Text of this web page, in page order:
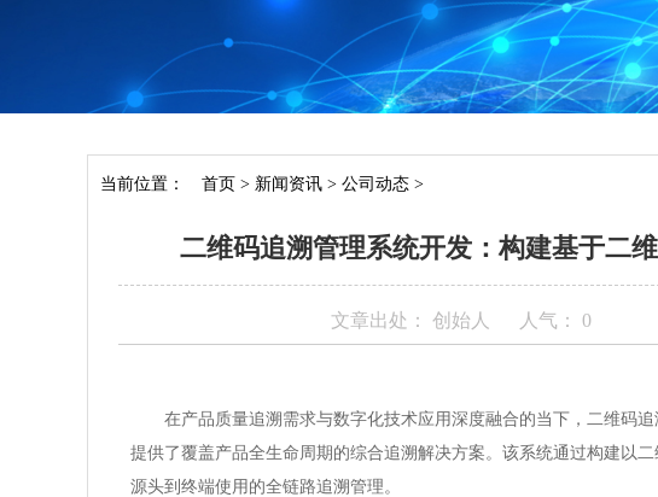
当前位置： 首页 > 新闻资讯 > 公司动态 >
二维码追溯管理系统开发：构建基于二
文章出处： 创始人 人气： 0
在产品质量追溯需求与数字化技术应用深度融合的当下，二维码
提供了覆盖产品全生命周期的综合追溯解决方案。该系统通过构建以
源头到终端使用的全链路追溯管理。